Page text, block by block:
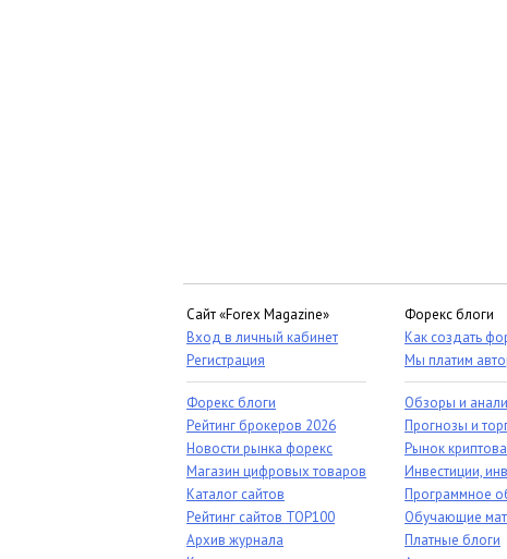
Сайт «Forex Magazine»
Вход в личный кабинет
Регистрация
Форекс блоги
Рейтинг брокеров 2026
Новости рынка форекс
Магазин цифровых товаров
Каталог сайтов
Рейтинг сайтов TOP100
Архив журнала
Форекс блоги
Как создать
Мы платим
Обзоры и
Прогнозы и
Рынок
Инвестиции,
Программное
Обучающие
Платные блоги